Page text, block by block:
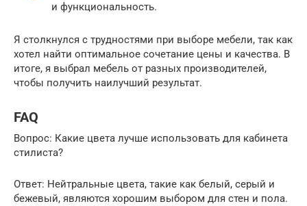
и функциональность.
Я столкнулся с трудностями при выборе мебели, так как
хотел найти оптимальное сочетание цены и качества. В
итоге, я выбрал мебель от разных производителей,
чтобы получить наилучший результат.
FAQ
Вопрос: Какие цвета лучше использовать для кабинета
стилиста?
Ответ: Нейтральные цвета, такие как белый, серый и
бежевый, являются хорошим выбором для стен и пола.